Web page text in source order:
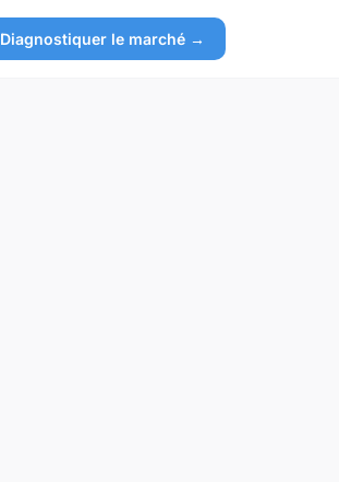
Diagnostiquer le marché →